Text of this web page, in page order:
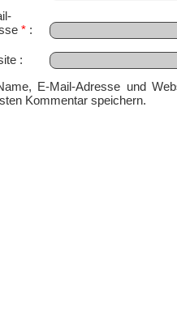
*
E-Mail-Adresse und
Kommentar speichern.